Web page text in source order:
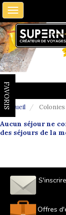
Toggle
navigation
FAVORIS
Accueil Colonies
Aucun séjour ne
des séjours de la
Offres